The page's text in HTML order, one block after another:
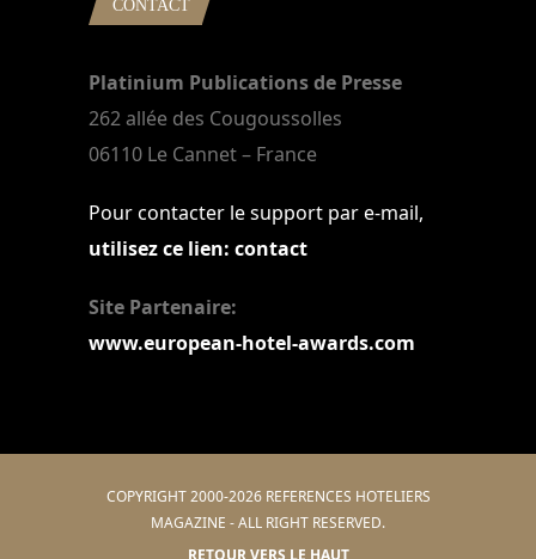
CONTACT
Platinium Publications de Presse
262 allée des Cougoussolles
06110 Le Cannet – France
Pour contacter le support par e-mail,
utilisez ce lien: contact
Site Partenaire:
www.european-hotel-awards.com
COPYRIGHT 2000-2026 REFERENCES HOTELIERS
MAGAZINE - ALL RIGHT RESERVED.
RETOUR VERS LE HAUT